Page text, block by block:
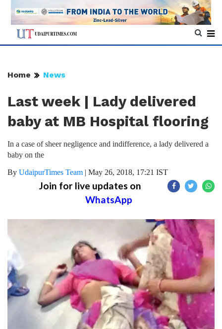
Home News
Last week | Lady delivered
baby at MB Hospital flooring
In a case of sheer negligence and indifference, a lady delivered a
baby on the
By UdaipurTimes Team | May 26, 2018, 17:21 IST
Join for live updates on
WhatsApp